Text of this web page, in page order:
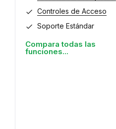
Controles de Acceso
Soporte Estándar
Compara todas las
funciones...